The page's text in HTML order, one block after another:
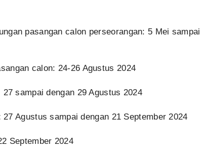
pasangan calon perseorangan: 5 Mei sampai
calon: 24-26 Agustus 2024
sampai dengan 29 Agustus 2024
Agustus sampai dengan 21 September 2024
September 2024